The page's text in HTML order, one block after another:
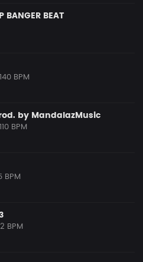
BANGER BEAT
BPM
by MandalazMusic
BPM
BPM
BPM